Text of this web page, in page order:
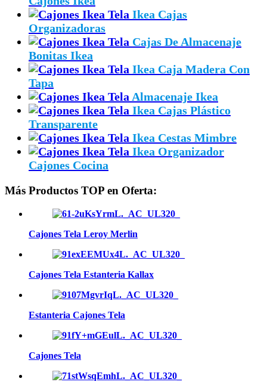
Ikea Cajas
Organizadoras
Cajas De Almacenaje
Bonitas Ikea
Ikea Caja Madera Con
Tapa
Almacenaje Ikea
Ikea Cajas Plástico
Transparente
Ikea Cestas Mimbre
Ikea Organizador
Cajones Cocina
Más Productos TOP en Oferta:
Cajones Tela Leroy Merlin
Cajones Tela Estanteria Kallax
Estanteria Cajones Tela
Cajones Tela